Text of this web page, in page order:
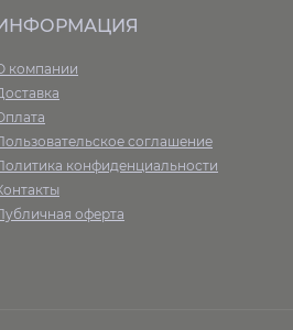
компании
соглашение
конфиденциальности
оферта